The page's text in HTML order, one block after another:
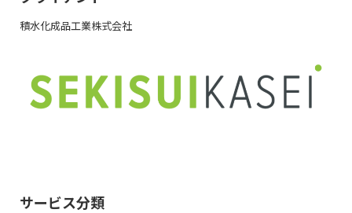
積水化成品工業株式会社
サービス分類